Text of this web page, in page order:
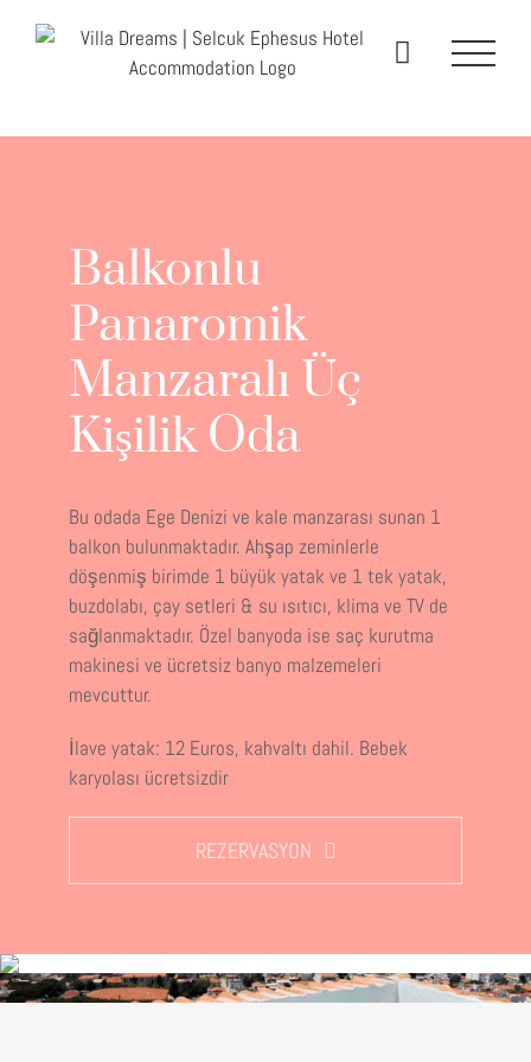
Balkonlu
Panaromik
Manzaralı Üç
Kişilik Oda
Bu odada Ege Denizi ve kale manzarası sunan 1
balkon bulunmaktadır. Ahşap zeminlerle
döşenmiş birimde 1 büyük yatak ve 1 tek yatak,
buzdolabı, çay setleri & su ısıtıcı, klima ve TV de
sağlanmaktadır. Özel banyoda ise saç kurutma
makinesi ve ücretsiz banyo malzemeleri
mevcuttur.
İlave yatak: 12 Euros, kahvaltı dahil. Bebek
karyolası ücretsizdir
REZERVASYON